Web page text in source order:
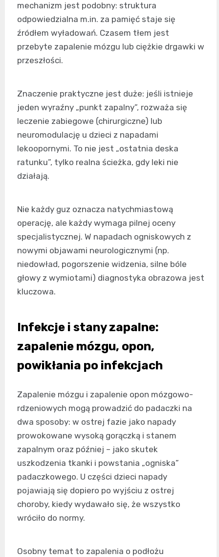
mechanizm jest podobny: struktura
odpowiedzialna m.in. za pamięć staje się
źródłem wyładowań. Czasem tłem jest
przebyte zapalenie mózgu lub ciężkie drgawki w
przeszłości.
Znaczenie praktyczne jest duże: jeśli istnieje
jeden wyraźny „punkt zapalny”, rozważa się
leczenie zabiegowe (chirurgiczne) lub
neuromodulację u dzieci z napadami
lekoopornymi. To nie jest „ostatnia deska
ratunku”, tylko realna ścieżka, gdy leki nie
działają.
Nie każdy guz oznacza natychmiastową
operację, ale każdy wymaga pilnej oceny
specjalistycznej. W napadach ogniskowych z
nowymi objawami neurologicznymi (np.
niedowład, pogorszenie widzenia, silne bóle
głowy z wymiotami) diagnostyka obrazowa jest
kluczowa.
Infekcje i stany zapalne:
zapalenie mózgu, opon,
powikłania po infekcjach
Zapalenie mózgu i zapalenie opon mózgowo-
rdzeniowych mogą prowadzić do padaczki na
dwa sposoby: w ostrej fazie jako napady
prowokowane wysoką gorączką i stanem
zapalnym oraz później – jako skutek
uszkodzenia tkanki i powstania „ogniska”
padaczkowego. U części dzieci napady
pojawiają się dopiero po wyjściu z ostrej
choroby, kiedy wydawało się, że wszystko
wróciło do normy.
Osobny temat to zapalenia o podłożu